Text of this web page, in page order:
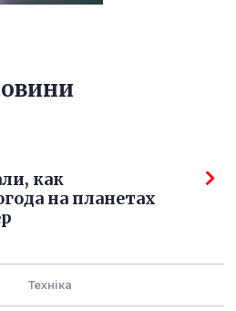
как
на планетах
Технiка